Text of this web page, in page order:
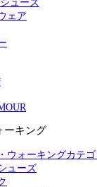
ューズ
ェア
ーキング
ウォーキングカテ
ューズ